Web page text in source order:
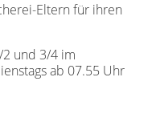
Eltern für ihren
und 3/4 im
ab 07.55 Uhr